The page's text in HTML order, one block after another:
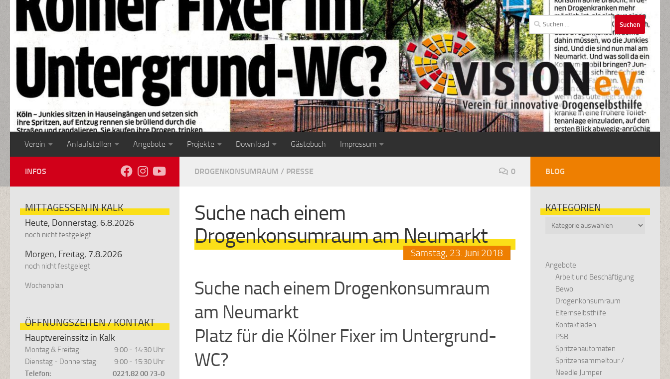
Zum Inhalt springen
Suchen
nach:
Verein Anlaufstellen Angebote Projekte Download Gästebuch Impressum
DROGENKONSUMRAUM / PRESSE 0
Suche nach einem
Drogenkonsumraum am Neumarkt
Samstag, 23. Juni 2018
Suche nach einem Drogenkonsumraum
am Neumarkt
Platz für die Kölner Fixer im Untergrund-
WC?
INFOS
MITTAGESSEN IN KALK
Heute, Donnerstag, 6.8.2026
noch nicht festgelegt
Morgen, Freitag, 7.8.2026
noch nicht festgelegt
Wochenplan
ÖFFNUNGSZEITEN / KONTAKT
Hauptvereinssitz in Kalk
Montag & Freitag:
9:00 - 14:30 Uhr
Dienstag - Donnerstag:
9:00 - 15:30 Uhr
Telefon:
0221.82 00 73-0
BLOG
KATEGORIEN
Kategorien
Angebote
Arbeit und Beschäftigung
Bewo
Drogenkonsumraum
Elternselbsthilfe
Kontaktladen
PSB
Spritzenautomaten
Spritzensammeltour /
Needle Jumper